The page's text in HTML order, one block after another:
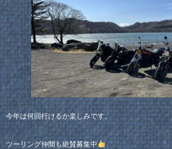
今年は何回行けるか楽しみです。
ツーリング仲間も絶賛募集中